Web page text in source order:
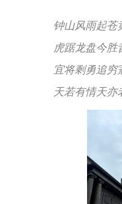
钟山风雨起苍
虎踞龙盘今胜
宜将剩勇追穷
天若有情天亦